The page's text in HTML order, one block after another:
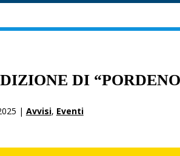
DI
| Avvisi, Eventi